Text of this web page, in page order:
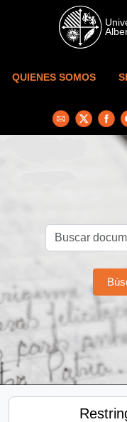
Skip to main content
QUIENES SOMOS